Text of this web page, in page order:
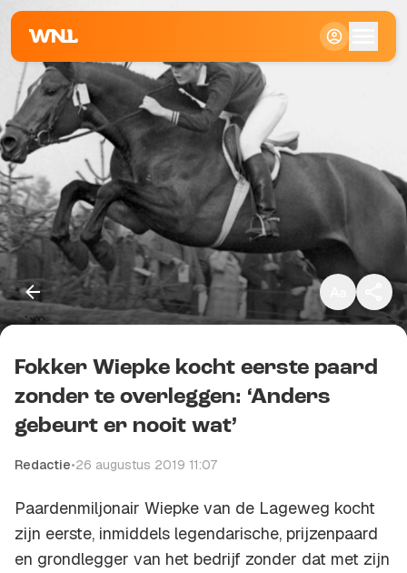
Klein
Standaard
Groot
Kopieer link
Fokker Wiepke kocht eerste paard
zonder te overleggen: ‘Anders
gebeurt er nooit wat’
Redactie•26 augustus 2019 11:07
Paardenmiljonair Wiepke van de Lageweg kocht
zijn eerste, inmiddels legendarische, prijzenpaard
en grondlegger van het bedrijf zonder dat met zijn